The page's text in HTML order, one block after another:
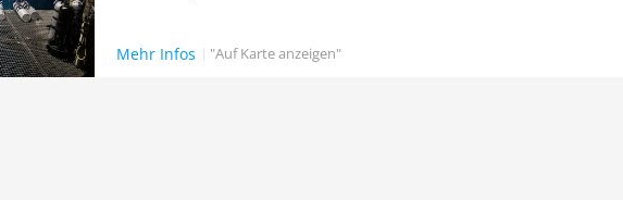
Mehr Infos "Auf Karte anzeigen"